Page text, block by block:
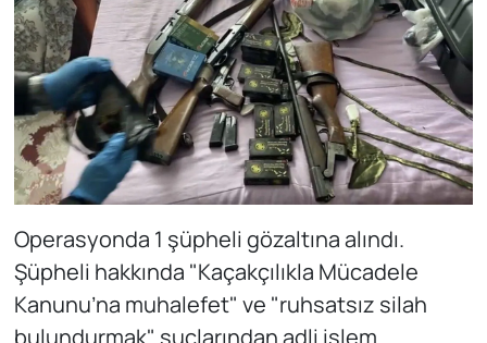
Operasyonda 1 şüpheli gözaltına alındı.
Şüpheli hakkında "Kaçakçılıkla Mücadele
Kanunu’na muhalefet" ve "ruhsatsız silah